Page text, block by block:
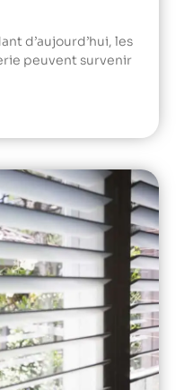
d’aujourd’hui, les
peuvent survenir